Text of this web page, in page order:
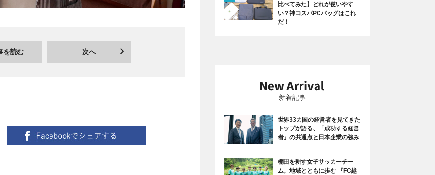
を読む 次へ
比べてみた】どれが使いやす
い？神コスパPCバッグはこれ
だ！
新着記事
世界33カ国の経営者を見てきた
トップが語る、「成功する経営
者」の共通点と日本企業の強み
棚田を耕す女子サッカーチー
ム。地域とともに歩む 『FC越